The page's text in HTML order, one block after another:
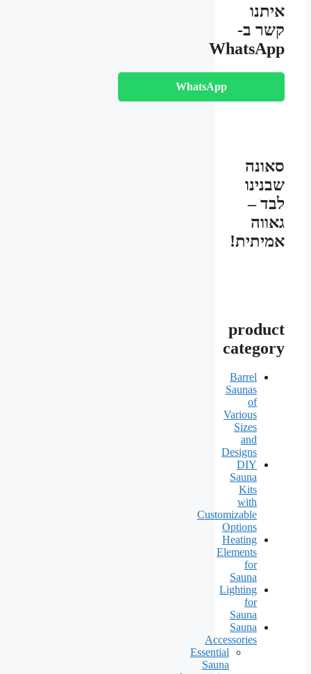
איתנו
קשר ב-
WhatsApp
WhatsApp
סאונה
שבנינו
לבד –
גאווה
אמיתית!
product
category
Barrel
Saunas
of
Various
Sizes
and
Designs
DIY
Sauna
Kits
with
Customizable
Options
Heating
Elements
for
Sauna
Lighting
for
Sauna
Sauna
Accessories
Essential
Sauna